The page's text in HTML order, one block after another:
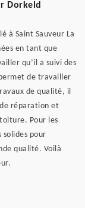
Dorkeld
à Saint Sauveur La
en tant que
qu’il a suivi des
de travailler
de qualité, il
réparation et
Pour les
solides pour
qualité. Voilà